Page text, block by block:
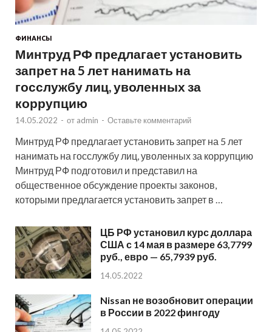
ФИНАНСЫ
Минтруд РФ предлагает установить
запрет на 5 лет нанимать на
госслужбу лиц, уволенных за
коррупцию
14.05.2022 - от admin - Оставьте комментарий
Минтруд РФ предлагает установить запрет на 5 лет
нанимать на госслужбу лиц, уволенных за коррупцию
Минтруд РФ подготовил и представил на
общественное обсуждение проекты законов,
которыми предлагается установить запрет в …
ЦБ РФ установил курс доллара
США с 14 мая в размере 63,7799
руб., евро — 65,7939 руб.
14.05.2022
Nissan не возобновит операции
в России в 2022 фингоду